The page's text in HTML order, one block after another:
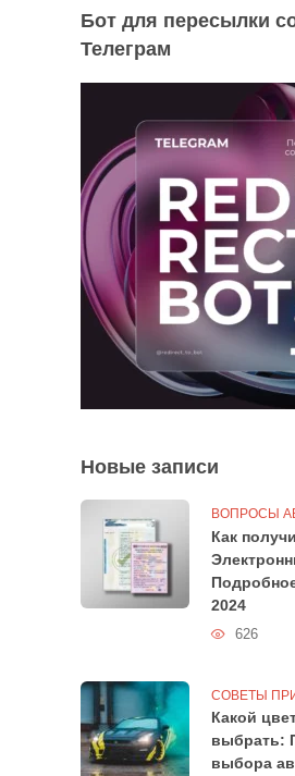
Бот для пересылки
Телеграм
Новые записи
ВОПРОСЫ
Как
2024
626
СОВЕТЫ
Какой
выбрать:
выбора